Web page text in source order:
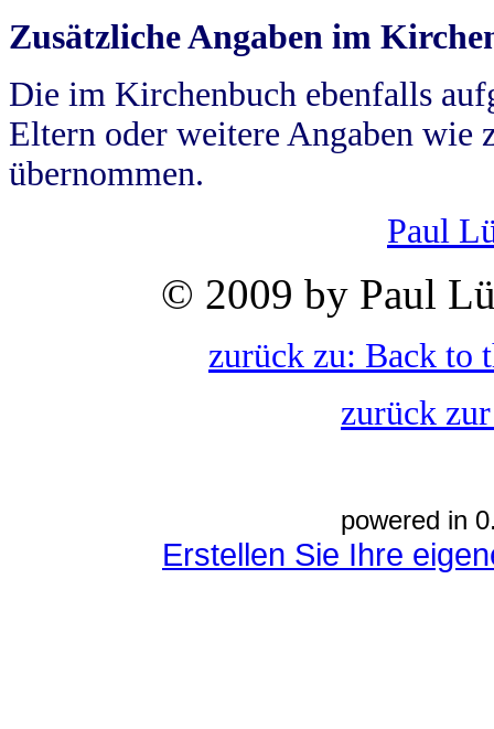
Zusätzliche Angaben im
Die im Kirchenbuch ebenfalls
Eltern oder weitere Angaben wie
übernommen.
Paul
© 2009 by Paul
zurück zu: Back to
zurück
powered in
Erstellen Sie Ihre